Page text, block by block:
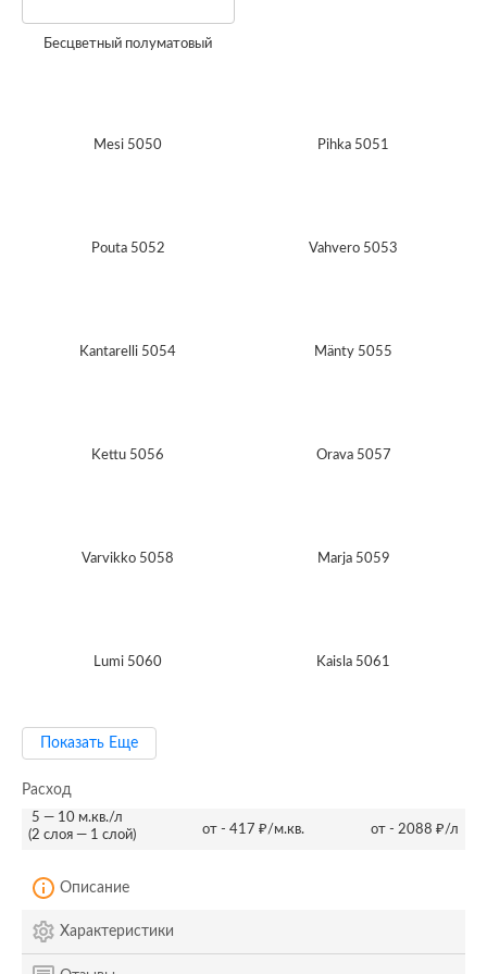
Бесцветный полуматовый
Mesi 5050 Pihka 5051
Pouta 5052 Vahvero 5053
Kantarelli 5054 Mänty 5055
Kettu 5056 Orava 5057
Varvikko 5058 Marja 5059
Lumi 5060 Kaisla 5061
Показать Еще
Расход
5 — 10 м.кв./л
(2 слоя — 1 слой)
от - 417 ₽/м.кв. от - 2088 ₽/л
Описание
Характеристики